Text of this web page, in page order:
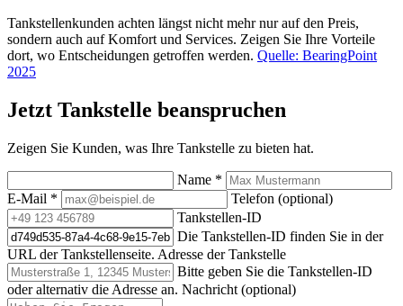
Tankstellenkunden achten längst nicht mehr nur auf den Preis,
sondern auch auf Komfort und Services. Zeigen Sie Ihre Vorteile
dort, wo Entscheidungen getroffen werden. Quelle: BearingPoint
2025
Jetzt Tankstelle beanspruchen
Zeigen Sie Kunden, was Ihre Tankstelle zu bieten hat.
Name *
E-Mail *
Telefon (optional)
Tankstellen-ID
Die Tankstellen-ID finden Sie in der
URL der Tankstellenseite. Adresse der Tankstelle
Bitte geben Sie die Tankstellen-ID
oder alternativ die Adresse an. Nachricht (optional)